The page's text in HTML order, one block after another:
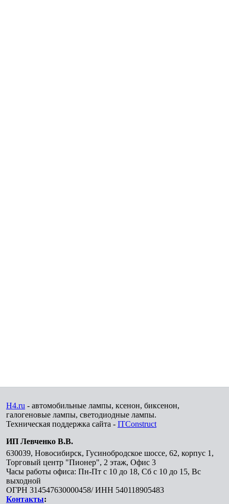
H4.ru - автомобильные лампы, ксенон, биксенон,
галогеновые лампы, светодиодные лампы.
Техническая поддержка сайта - ITConstruct
ИП Левченко В.В.
630039, Новосибирск, Гусинобродское шоссе, 62, корпус 1,
Торговый центр "Пионер", 2 этаж, Офис 3
Часы работы офиса: Пн-Пт с 10 до 18, Сб с 10 до 15, Вс
выходной
ОГРН 314547630000458/ ИНН 540118905483
Контакты: